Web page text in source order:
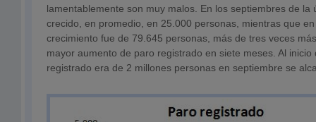
lamentablemente son muy malos. En los septiembres de la
crecido, en promedio, en 25.000 personas, mientras que
crecimiento fue de 79.645 personas, más de tres veces
mayor aumento de paro registrado en siete meses. Al inicio
registrado era de 2 millones personas en septiembre se